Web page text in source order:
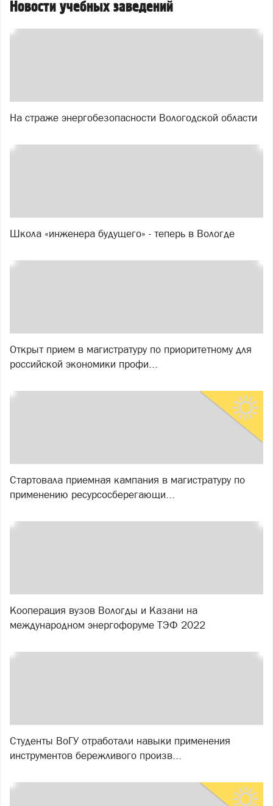
Новости учебных заведений
На страже энергобезопасности Вологодской области
Школа «инженера будущего» - теперь в Вологде
Открыт прием в магистратуру по приоритетному для
российской экономики профи...
Стартовала приемная кампания в магистратуру по
применению ресурсосберегающи...
Кооперация вузов Вологды и Казани на
международном энергофоруме ТЭФ 2022
Студенты ВоГУ отработали навыки применения
инструментов бережливого произв...